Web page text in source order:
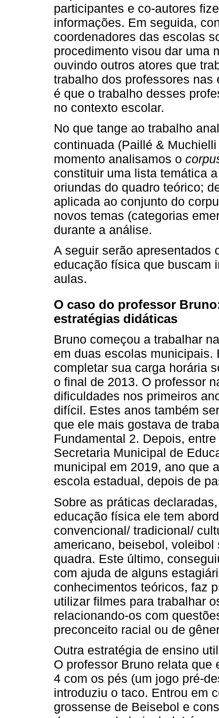
participantes e co-autores
informações. Em seguida,
coordenadores das escolas
procedimento visou dar uma
ouvindo outros atores que
trabalho dos professores
é que o trabalho desses
no contexto escolar.
No que tange ao trabalho
continuada (Paillé &
momento analisamos o
constituir uma lista temática
oriundas do quadro teórico;
aplicada ao conjunto do
novos temas (categorias
durante a análise.
A seguir serão apresentados
educação física que buscam
aulas.
O caso do professor
estratégias didáticas
Bruno começou a trabalhar
em duas escolas municipais.
completar sua carga horária
o final de 2013. O professor
dificuldades nos primeiros
difícil. Estes anos também
que ele mais gostava de
Fundamental 2. Depois,
Secretaria Municipal de
municipal em 2019, ano que
escola estadual, depois de
Sobre as práticas
educação física ele tem
convencional/ tradicional/
americano, beisebol,
quadra. Este último,
com ajuda de alguns
conhecimentos teóricos, faz
utilizar filmes para trabalhar
relacionando-os com
preconceito racial ou de
Outra estratégia de ensino
O professor Bruno relata
4 com os pés (um jogo pré-
introduziu o taco. Entrou em
grossense de Beisebol e